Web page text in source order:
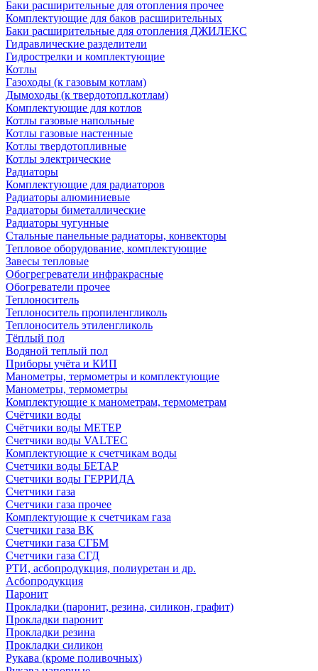
Баки расширительные для отопления прочее
Комплектующие для баков расширительных
Баки расширительные для отопления ДЖИЛЕКС
Гидравлические разделители
Гидрострелки и комплектующие
Котлы
Газоходы (к газовым котлам)
Дымоходы (к твердотопл.котлам)
Комплектующие для котлов
Котлы газовые напольные
Котлы газовые настенные
Котлы твердотопливные
Котлы электрические
Радиаторы
Комплектующие для радиаторов
Радиаторы алюминиевые
Радиаторы биметаллические
Радиаторы чугунные
Стальные панельные радиаторы, конвекторы
Тепловое оборудование, комплектующие
Завесы тепловые
Обогрегреватели инфракрасные
Обогреватели прочее
Теплоноситель
Теплоноситель пропиленгликоль
Теплоноситель этиленгликоль
Тёплый пол
Водяной теплый пол
Приборы учёта и КИП
Манометры, термометры и комплектующие
Манометры, термометры
Комплектующие к манометрам, термометрам
Счётчики воды
Счётчики воды МЕТЕР
Счетчики воды VALTEC
Комплектующие к счетчикам воды
Счетчики воды БЕТАР
Счетчики воды ГЕРРИДА
Счетчики газа
Счетчики газа прочее
Комплектующие к счетчикам газа
Счетчики газа ВК
Счетчики газа СГБМ
Счетчики газа СГД
РТИ, асбопродукция, полиуретан и др.
Асбопродукция
Паронит
Прокладки (паронит, резина, силикон, графит)
Прокладки паронит
Прокладки резина
Прокладки силикон
Рукава (кроме поливочных)